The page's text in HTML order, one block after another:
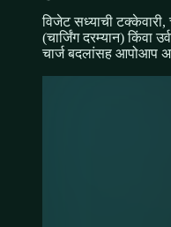
विजेट सध्याची टक्केवारी,
(चार्जिंग दरम्यान) किंवा
चार्ज बदलांसह आपोआप